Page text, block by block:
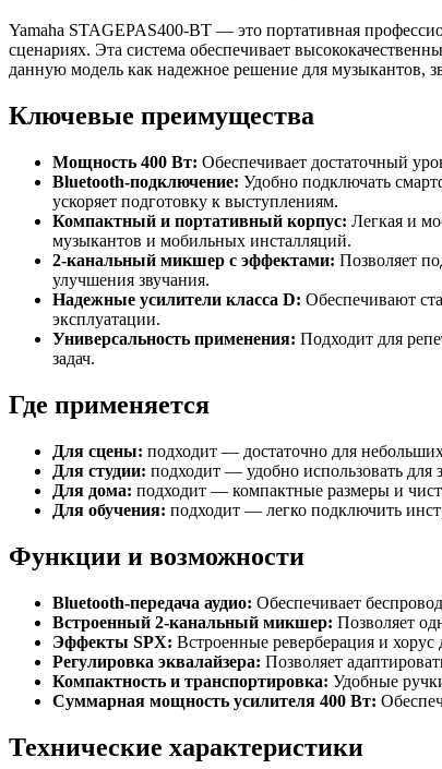
Yamaha STAGEPAS400-BT — это портативная
сценариях. Эта система обеспечивает
данную модель как надежное решение для музыкантов,
Ключевые преимущества
Мощность 400 Вт: Обеспечивает достаточный
Bluetooth-подключение: Удобно подключать
ускоряет подготовку к выступлениям.
Компактный и портативный корпус: Легкая и
музыкантов и мобильных инсталляций.
2-канальный микшер с эффектами: Позволяет
улучшения звучания.
Надежные усилители класса D: Обеспечивают
эксплуатации.
Универсальность применения: Подходит для
задач.
Где применяется
Для сцены: подходит — достаточно для
Для студии: подходит — удобно использовать для
Для дома: подходит — компактные размеры и
Для обучения: подходит — легко подключить
Функции и возможности
Bluetooth-передача аудио: Обеспечивает
Встроенный 2-канальный микшер: Позволяет
Эффекты SPX: Встроенные реверберация и хорус
Регулировка эквалайзера: Позволяет
Компактность и транспортировка: Удобные
Суммарная мощность усилителя 400 Вт:
Технические характеристики